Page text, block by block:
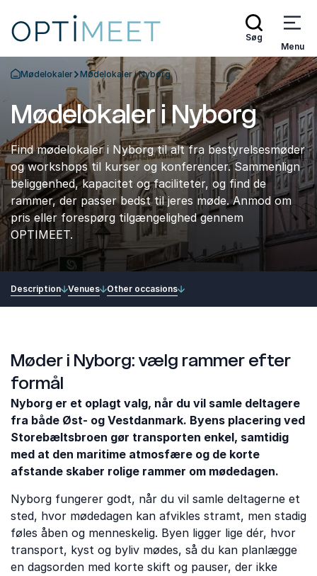
Søg
Menu
Tilbage til forsiden
Mødelokaler Mødelokaler i Nyborg
Mødelokaler i Nyborg
Find mødelokaler i Nyborg til alt fra bestyrelsesmøder
og workshops til kurser og konferencer. Sammenlign
beliggenhed, kapacitet og faciliteter, og find de
rammer, der passer bedst til jeres møde. Anmod om
pris eller forespørg tilgængelighed gennem
OPTIMEET.
Description Venues Other occasions
Møder i Nyborg: vælg rammer efter
formål
Nyborg er et oplagt valg, når du vil samle deltagere
fra både Øst- og Vestdanmark. Byens placering ved
Storebæltsbroen gør transporten enkel, samtidig
med at den maritime atmosfære og de korte
afstande skaber rolige rammer om mødedagen.
Nyborg fungerer godt, når du vil samle deltagerne et
sted, hvor mødedagen kan afvikles stramt, men stadig
føles åben og menneskelig. Byen ligger lige dér, hvor
transport, kyst og byliv mødes, så du kan planlægge
en dagsorden med korte skift og pauser, der ikke